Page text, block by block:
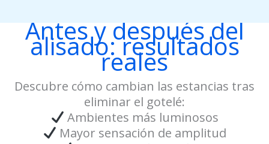
Antes y después del
alisado: resultados
reales
Descubre cómo cambian las estancias tras
eliminar el gotelé:
Ambientes más luminosos
Mayor sensación de amplitud